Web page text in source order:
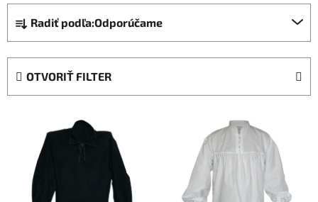
R
a
d
Radiť podľa:Odporúčame
OTVORIŤ FILTER